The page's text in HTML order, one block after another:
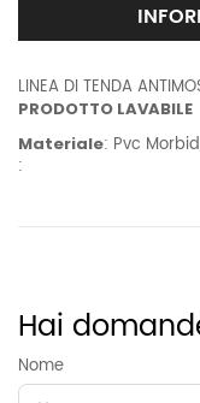
LINEA DI TENDA
PRODOTTO LAVABILE
Materiale: Pvc
:
Hai
Nome